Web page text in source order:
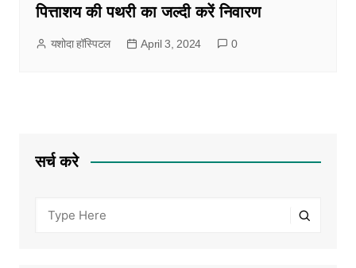
पित्ताशय की पथरी का जल्दी करें निवारण
यशोदा हॉस्पिटल April 3, 2024 0
सर्च करे